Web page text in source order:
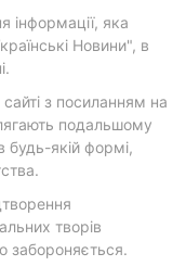
інформації, яка
Новини", в
з посиланням на
подальшому
якій формі,
творів
забороняється.